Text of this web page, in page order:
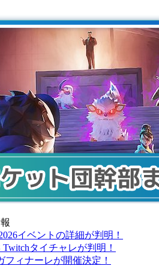
イベントの詳細が判明！
タイチャレが判明！
フィナーレが開催決定！